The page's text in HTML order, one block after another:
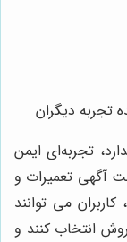
تجربه دیگران
تجربه‌ای ایمن
آگهی تعمیرات و
می توانند
انتخاب کنند و